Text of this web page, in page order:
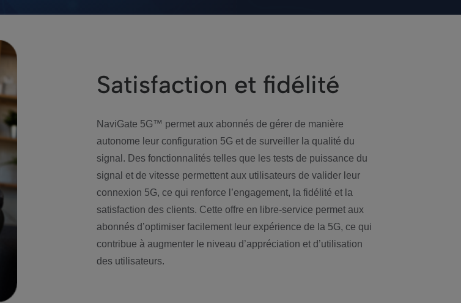
Satisfaction et fidélité
NaviGate 5G™ permet aux abonnés de gérer de manière
autonome leur configuration 5G et de surveiller la qualité du
signal. Des fonctionnalités telles que les tests de puissance du
signal et de vitesse permettent aux utilisateurs de valider leur
connexion 5G, ce qui renforce l’engagement, la fidélité et la
satisfaction des clients. Cette offre en libre-service permet aux
abonnés d’optimiser facilement leur expérience de la 5G, ce qui
contribue à augmenter le niveau d’appréciation et d’utilisation
des utilisateurs.